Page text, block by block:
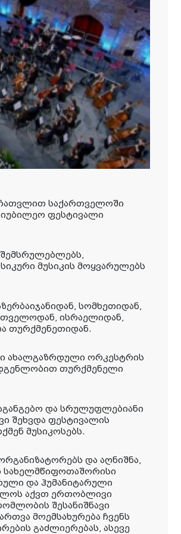
ჩათვლით საქართველოში
ფესტივალი
მუსიკის მოყვარულებს
სომხეთიდან,
ისრაელიდან,
თურქმენეთიდან.
ახალგაზრდული ორკესტრის
თურქმენელი
და სრულუფლებიანი
შეხვდა ფესტივალის
მუსიკოსებს.
და აღნიშნა,
და ჰუმანიტარული
აქვთ ერთობლივი
შესანიშნავი
მოემსახურება ჩვენს
გაძლიერებას, ასევე